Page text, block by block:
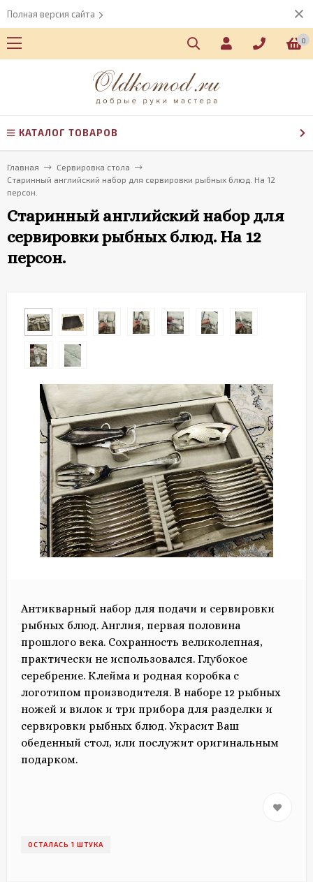
Полная версия сайта
0
КАТАЛОГ ТОВАРОВ
Главная
Сервировка стола
Старинный английский набор для сервировки рыбных блюд. На 12
персон.
Старинный английский набор для
сервировки рыбных блюд. На 12
персон.
Антикварный набор для подачи и сервировки
рыбных блюд. Англия, первая половина
прошлого века. Сохранность великолепная,
практически не использовался. Глубокое
серебрение. Клейма и родная коробка с
логотипом производителя. В наборе 12 рыбных
ножей и вилок и три прибора для разделки и
сервировки рыбных блюд. Украсит Ваш
обеденный стол, или послужит оригинальным
подарком.
ОСТАЛАСЬ 1 ШТУКА